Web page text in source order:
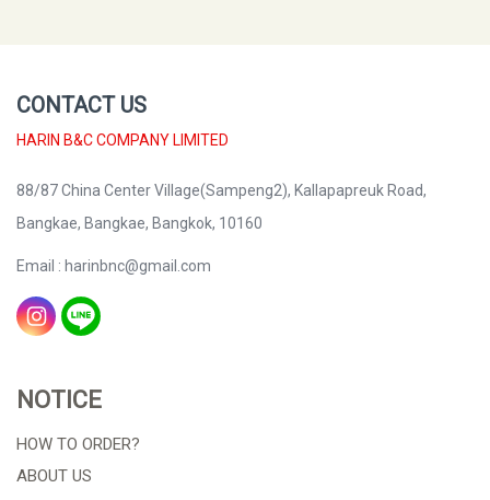
CONTACT US
HARIN B&C COMPANY LIMITED
88/87 China Center Village(Sampeng2), Kallapapreuk Road,
Bangkae, Bangkae, Bangkok, 10160
Email : harinbnc@gmail.com
NOTICE
HOW TO ORDER?
ABOUT US